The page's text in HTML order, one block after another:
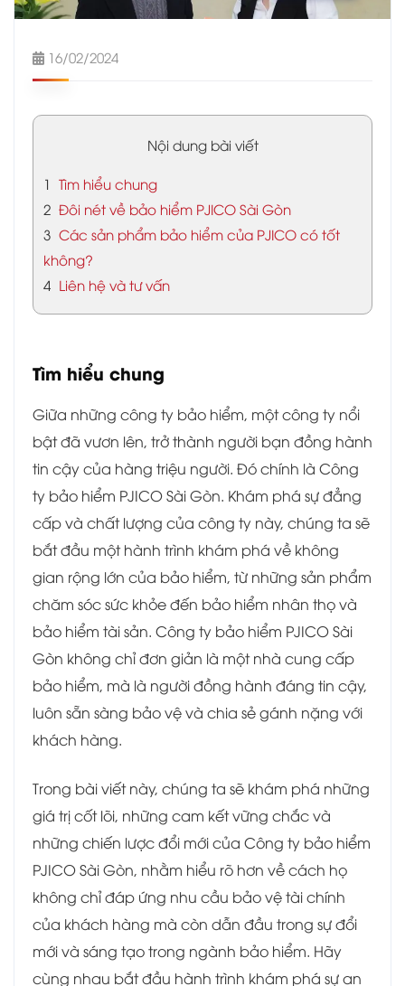
16/02/2024
Nội dung bài viết
1 Tìm hiểu chung
2 Đôi nét về bảo hiểm PJICO Sài Gòn
3 Các sản phẩm bảo hiểm của PJICO có tốt
không?
4 Liên hệ và tư vấn
Tìm hiểu chung
Giữa những công ty bảo hiểm, một công ty nổi
bật đã vươn lên, trở thành người bạn đồng hành
tin cậy của hàng triệu người. Đó chính là Công
ty bảo hiểm PJICO Sài Gòn. Khám phá sự đẳng
cấp và chất lượng của công ty này, chúng ta sẽ
bắt đầu một hành trình khám phá về không
gian rộng lớn của bảo hiểm, từ những sản phẩm
chăm sóc sức khỏe đến bảo hiểm nhân thọ và
bảo hiểm tài sản. Công ty bảo hiểm PJICO Sài
Gòn không chỉ đơn giản là một nhà cung cấp
bảo hiểm, mà là người đồng hành đáng tin cậy,
luôn sẵn sàng bảo vệ và chia sẻ gánh nặng với
khách hàng.
Trong bài viết này, chúng ta sẽ khám phá những
giá trị cốt lõi, những cam kết vững chắc và
những chiến lược đổi mới của Công ty bảo hiểm
PJICO Sài Gòn, nhằm hiểu rõ hơn về cách họ
không chỉ đáp ứng nhu cầu bảo vệ tài chính
của khách hàng mà còn dẫn đầu trong sự đổi
mới và sáng tạo trong ngành bảo hiểm. Hãy
cùng nhau bắt đầu hành trình khám phá sự an